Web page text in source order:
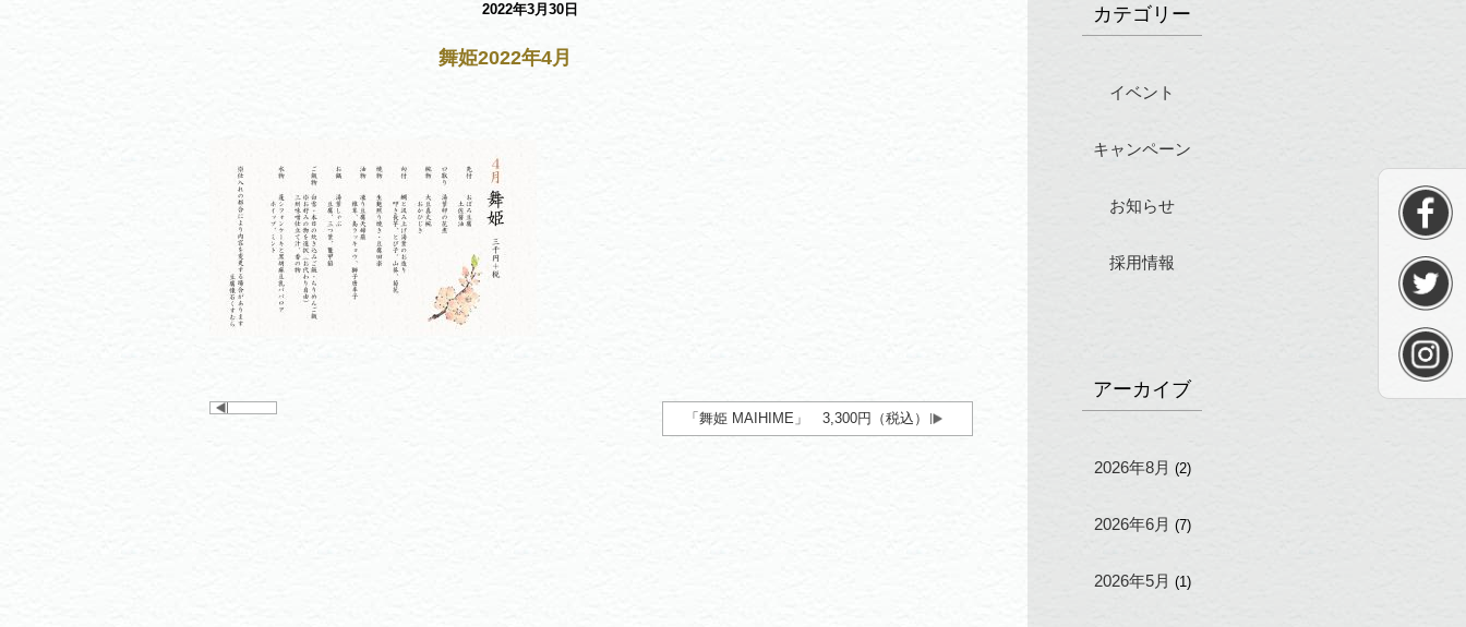
2022年3月30日
舞姫2022年4月
「舞姫 MAIHIME」 3,300円（税込）
カテゴリー
イベント
キャンペーン
お知らせ
採用情報
アーカイブ
2026年8月 (2)
2026年6月 (7)
2026年5月 (1)